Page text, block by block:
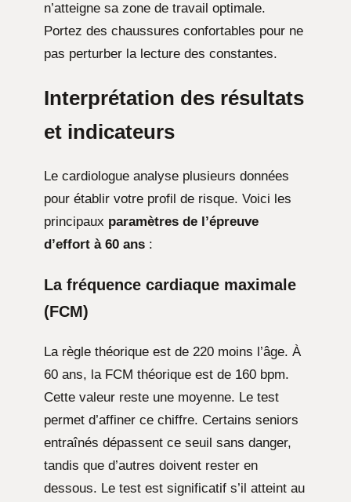
n’atteigne sa zone de travail optimale.
Portez des chaussures confortables pour ne
pas perturber la lecture des constantes.
Interprétation des résultats
et indicateurs
Le cardiologue analyse plusieurs données
pour établir votre profil de risque. Voici les
principaux paramètres de l’épreuve
d’effort à 60 ans :
La fréquence cardiaque maximale
(FCM)
La règle théorique est de 220 moins l’âge. À
60 ans, la FCM théorique est de 160 bpm.
Cette valeur reste une moyenne. Le test
permet d’affiner ce chiffre. Certains seniors
entraînés dépassent ce seuil sans danger,
tandis que d’autres doivent rester en
dessous. Le test est significatif s’il atteint au